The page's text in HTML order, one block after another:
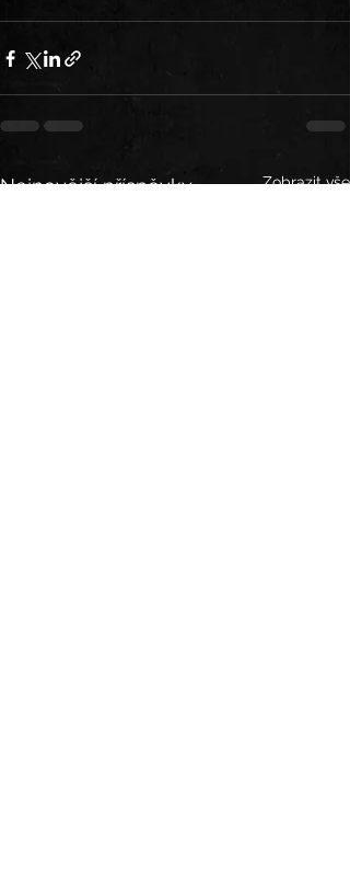
Nejnovější příspěvky Zobrazit vše